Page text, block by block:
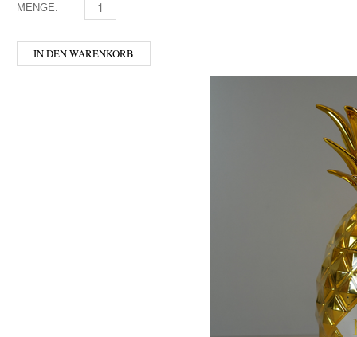
MENGE: DIPLOMATICO MINI MENGE
IN DEN WARENKORB